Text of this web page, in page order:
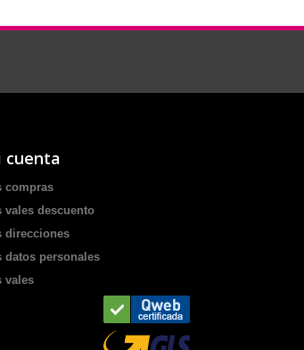
cuenta
compras
vales descuento
direcciones
datos personales
vales